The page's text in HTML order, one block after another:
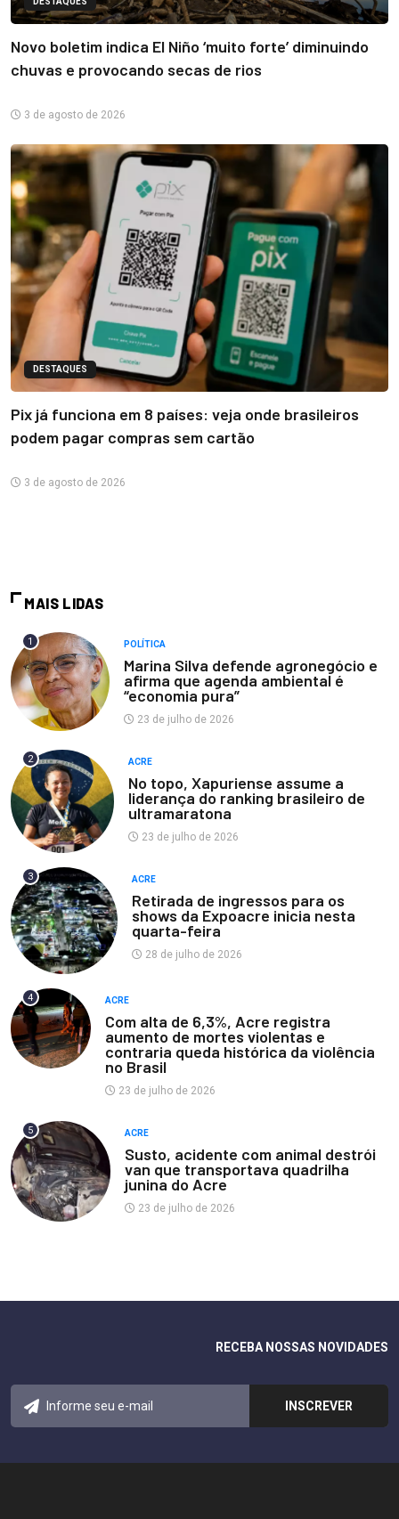
Novo boletim indica El Niño ‘muito forte’ diminuindo
chuvas e provocando secas de rios
3 de agosto de 2026
DESTAQUES
Pix já funciona em 8 países: veja onde brasileiros
podem pagar compras sem cartão
3 de agosto de 2026
MAIS LIDAS
1 POLÍTICA
Marina Silva defende agronegócio e
afirma que agenda ambiental é
“economia pura”
23 de julho de 2026
2 ACRE
No topo, Xapuriense assume a
liderança do ranking brasileiro de
ultramaratona
23 de julho de 2026
3 ACRE
Retirada de ingressos para os
shows da Expoacre inicia nesta
quarta-feira
28 de julho de 2026
4 ACRE
Com alta de 6,3%, Acre registra
aumento de mortes violentas e
contraria queda histórica da violência
no Brasil
23 de julho de 2026
5 ACRE
Susto, acidente com animal destrói
van que transportava quadrilha
junina do Acre
23 de julho de 2026
RECEBA NOSSAS NOVIDADES